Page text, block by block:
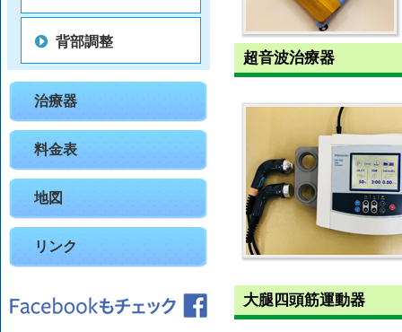
超音波治療器
大腿四頭筋運動器
背部調整
治療器
料金表
地図
リンク